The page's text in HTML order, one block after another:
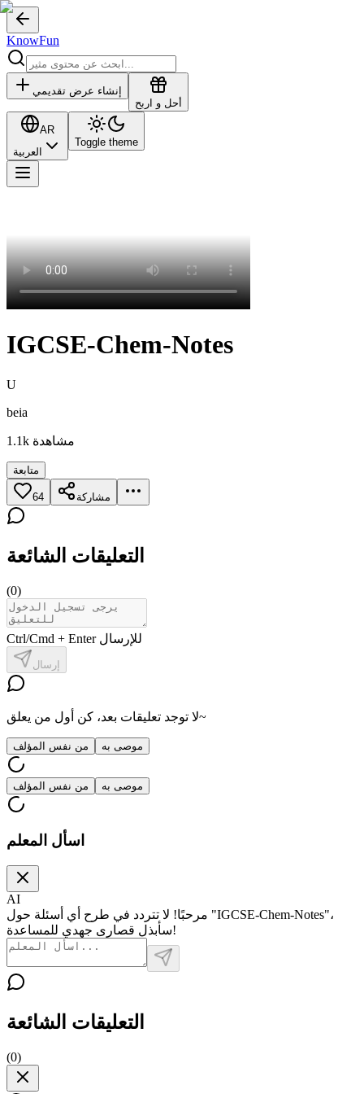
KnowFun
إنشاء عرض تقديمي
أحل و اربح
AR
العربية
Toggle theme
IGCSE-Chem-Notes
U
beia
1.1k مشاهدة
متابعة
64 مشاركة
التعليقات الشائعة
(0)
Ctrl/Cmd + Enter للإرسال
إرسال
لا توجد تعليقات بعد، كن أول من يعلق~
من نفس المؤلف موصى به
من نفس المؤلف موصى به
اسأل المعلم
AI
مرحبًا! لا تتردد في طرح أي أسئلة حول "IGCSE-Chem-Notes"،
سأبذل قصارى جهدي للمساعدة!
التعليقات الشائعة
(0)